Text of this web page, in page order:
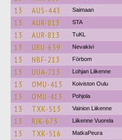
13 AUS-443 Saimaan
13 AUR-813 STA
13 AUR-813 TuKL
13 URU-639 Nevakivi
13 NBF-213 Förbom
13 UUA-713 Lohjan Liikenne
13 OMU-413 Koiviston Oulu
13 OMU-413 Pohjola
13 TXK-513 Vainion Liikenne
13 RJK-673 Liikenne Vuorela
13 TXK-516 MatkaPeura